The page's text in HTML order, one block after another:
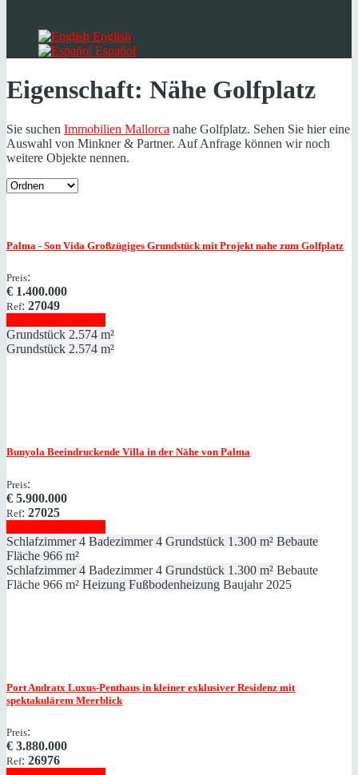
English
Español
Eigenschaft: Nähe Golfplatz
Sie suchen Immobilien Mallorca nahe Golfplatz. Sehen Sie hier eine
Auswahl von Minkner & Partner. Auf Anfrage können wir noch
weitere Objekte nennen.
Palma - Son Vida Großzügiges Grundstück mit Projekt nahe zum Golfplatz
Preis:
€ 1.400.000
Ref: 27049
Grundstück 2.574 m²
Grundstück 2.574 m²
Bunyola Beeindruckende Villa in der Nähe von Palma
Preis:
€ 5.900.000
Ref: 27025
Schlafzimmer 4 Badezimmer 4 Grundstück 1.300 m² Bebaute
Fläche 966 m²
Schlafzimmer 4 Badezimmer 4 Grundstück 1.300 m² Bebaute
Fläche 966 m² Heizung Fußbodenheizung Baujahr 2025
Port Andratx Luxus-Penthaus in kleiner exklusiver Residenz mit
spektakulärem Meerblick
Preis:
€ 3.880.000
Ref: 26976